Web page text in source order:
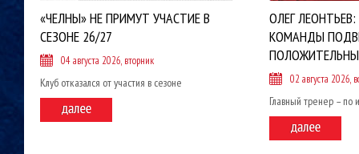
«ЧЕЛНЫ» НЕ ПРИМУТ УЧАСТИЕ В
СЕЗОНЕ 26/27
04 августа 2026, вторник
Клуб отказался от участия в сезоне
ОЛЕГ
КОМАНДЫ
02 августа 2026,
Главный тренер – по